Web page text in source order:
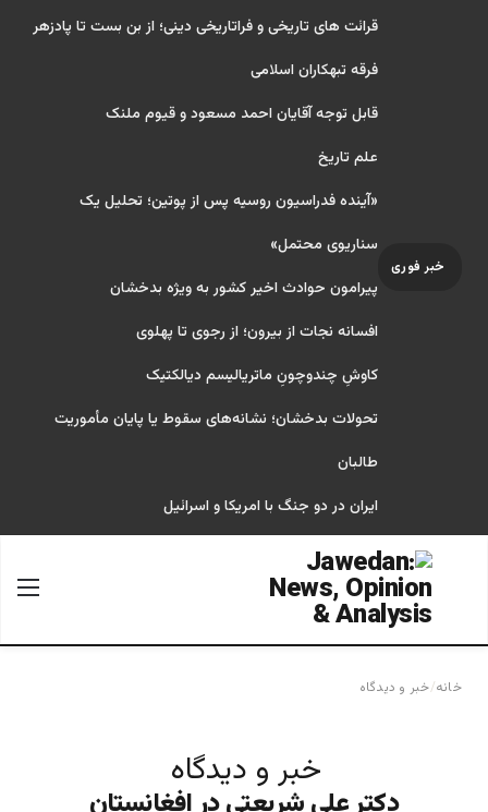
خبر فوری
قرائت های تاریخی و فراتاریخی دینی؛ از بن بست تا پادزهر
فرقه تبهکاران اسلامی
قابل توجه آقایان احمد مسعود و قیوم ملنک
علم تاریخ
«آینده فدراسیون روسیه پس از پوتین؛ تحلیل یک
سناریوی محتمل»
پیرامون حوادث اخیر کشور به ویژه بدخشان
افسانه نجات از بیرون؛ از رجوی تا پهلوی
کاوشِ چندو‌چونِ ماتریالیسم دیالکتیک
تحولات بدخشان؛ نشانه‌های سقوط یا پایان مأموریت
طالبان
ایران در دو جنگ با امریکا و اسرائیل
جستجو برای
خانه/خبر و دیدگاه
خبر و دیدگاه